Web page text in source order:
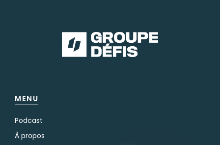
MENU
Podcast
À propos